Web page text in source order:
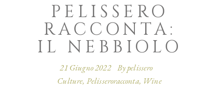
PELISSERO
RACCONTA:
IL NEBBIOLO
21 Giugno 2022 Bypelissero
Culture, Pelisseroracconta, Wine